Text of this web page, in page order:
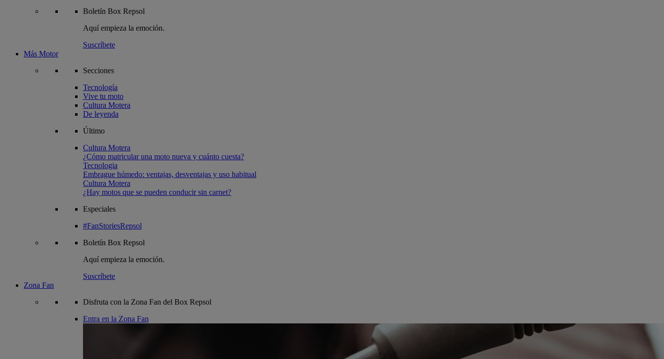
Boletín Box Repsol
Aquí empieza la emoción.
Suscríbete
Más Motor
Secciones
Tecnología
Vive tu moto
Cultura Motera
De leyenda
Último
Cultura Motera
¿Cómo matricular una moto nueva y cuánto cuesta?
Tecnologia
Embrague húmedo: ventajas, desventajas y uso habitual
Cultura Motera
¿Hay motos que se pueden conducir sin carnet?
Especiales
#FanStoriesRepsol
Boletín Box Repsol
Aquí empieza la emoción.
Suscríbete
Zona Fan
Disfruta con la Zona Fan del Box Repsol
Entra en la Zona Fan